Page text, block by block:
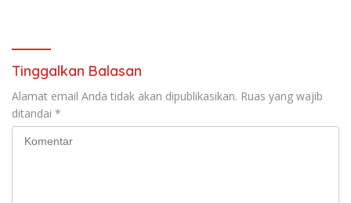
Tinggalkan Balasan
Alamat email Anda tidak akan dipublikasikan. Ruas yang wajib
ditandai *